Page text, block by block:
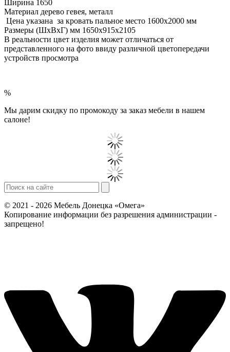
Ширина 1650
Материал дерево гевея, металл
Цена указана за кровать пальное место 1600х2000 мм
Размеры (ШхВхГ) мм 1650х915х2105
В реальности цвет изделия может отличаться от
представленного на фото ввиду различной цветопередачи
устройств просмотра
%
Мы дарим скидку по промокоду за заказ мебели в нашем
салоне!
© 2021 - 2026 Мебель Донецка «Омега»
Копирование информации без разрешения администрации -
запрещено!